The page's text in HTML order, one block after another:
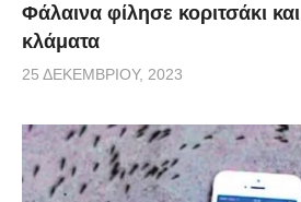
Φάλαινα φίλησε κοριτσάκι
κλάματα
25 ΔΕΚΕΜΒΡΊΟΥ, 2023